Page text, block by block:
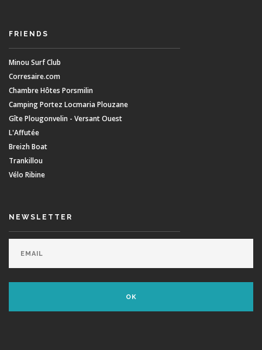
FRIENDS
Minou Surf Club
Corresaire.com
Chambre Hôtes Porsmilin
Camping Portez Locmaria Plouzane
Gîte Plougonvelin - Versant Ouest
L'Affutée
Breizh Boat
Trankillou
Vélo Ribine
NEWSLETTER